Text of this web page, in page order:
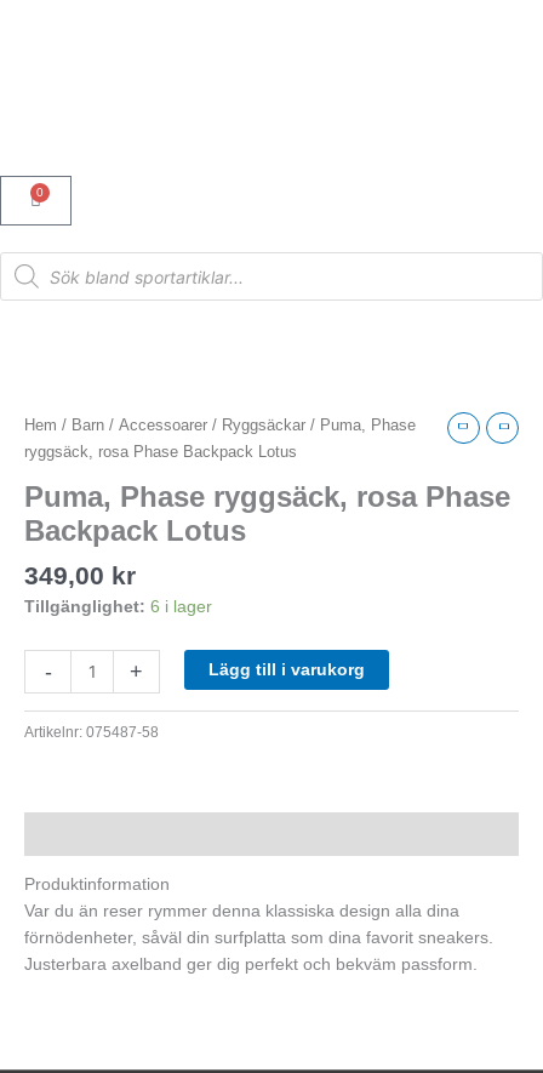
0
Varukorg
Products
search
Hem / Barn / Accessoarer / Ryggsäckar / Puma, Phase
ryggsäck, rosa Phase Backpack Lotus
Puma, Phase ryggsäck, rosa Phase
Backpack Lotus
349,00 kr
Tillgänglighet: 6 i lager
-
ryggsäck,
Backpack
Lotus
+ Lägg till i varukorg
Artikelnr: 075487-58
Produktinformation
Var du än reser rymmer denna klassiska design alla dina
förnödenheter, såväl din surfplatta som dina favorit sneakers.
Justerbara axelband ger dig perfekt och bekväm passform.